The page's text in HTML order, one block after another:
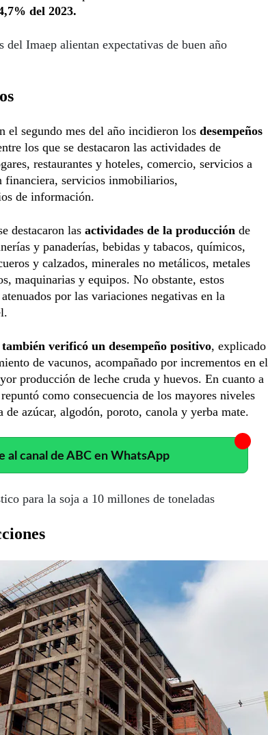
del 2023.
del Imaep alientan expectativas de buen año
el segundo mes del año incidieron los desempeños
los que se destacaron las actividades de
restaurantes y hoteles, comercio, servicios a
financiera, servicios inmobiliarios,
de información.
destacaron las actividades de la producción de
y panaderías, bebidas y tabacos, químicos,
y calzados, minerales no metálicos, metales
maquinarias y equipos. No obstante, estos
por las variaciones negativas en la
verificó un desempeño positivo, explicado
de vacunos, acompañado por incrementos en el
producción de leche cruda y huevos. En cuanto a
como consecuencia de los mayores niveles
azúcar, algodón, poroto, canola y yerba mate.
al canal de ABC en WhatsApp
para la soja a 10 millones de toneladas